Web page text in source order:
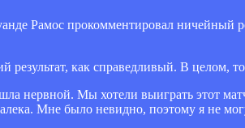
Рамос прокомментировал ничейный
результат, как справедливый. В целом,
нервной. Мы хотели выиграть этот
Мне было невидно, поэтому я не